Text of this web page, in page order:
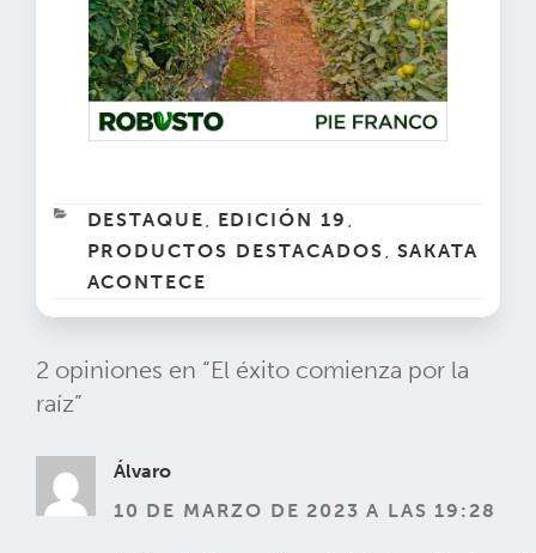
CATEGORÍAS
DESTAQUE , EDICIÓN 19 ,
PRODUCTOS DESTACADOS , SAKATA
ACONTECE
2 opiniones en “El éxito comienza por la
raíz”
Álvaro
10 DE MARZO DE 2023 A LAS 19:28